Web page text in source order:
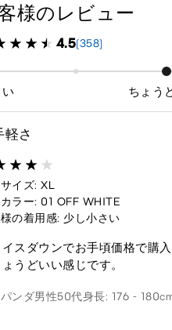
様のレビュー
4.5(358)
ちょう
軽さ
イズ: XL
ラー: 01 OFF WHITE
の着用感: 少し小さい
イスダウンでお手頃価格で購
うどいい感じです。
ンダ男性50代身長: 176 -